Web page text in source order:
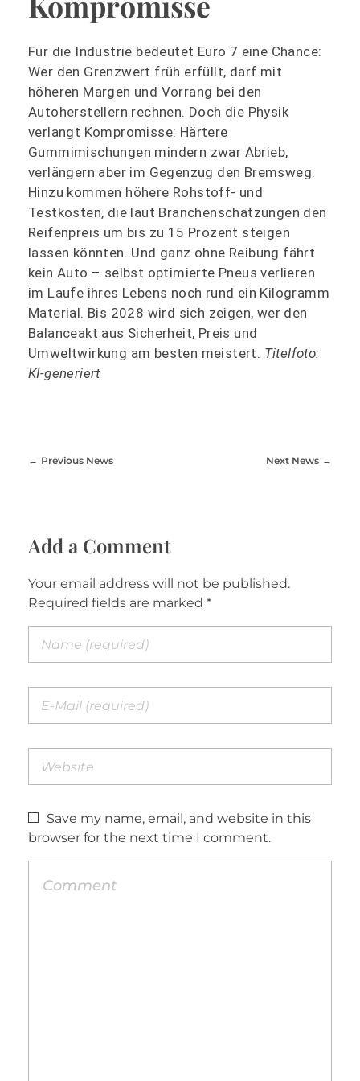
Für die Industrie bedeutet Euro 7 eine Chance:
Wer den Grenzwert früh erfüllt, darf mit
höheren Margen und Vorrang bei den
Autoherstellern rechnen. Doch die Physik
verlangt Kompromisse: Härtere
Gummimischungen mindern zwar Abrieb,
verlängern aber im Gegenzug den Bremsweg.
Hinzu kommen höhere Rohstoff- und
Testkosten, die laut Branchenschätzungen den
Reifenpreis um bis zu 15 Prozent steigen
lassen könnten. Und ganz ohne Reibung fährt
kein Auto – selbst optimierte Pneus verlieren
im Laufe ihres Lebens noch rund ein Kilogramm
Material. Bis 2028 wird sich zeigen, wer den
Balanceakt aus Sicherheit, Preis und
Umweltwirkung am besten meistert. Titelfoto:
KI-generiert
Previous News Next News
Add a Comment
Your email address will not be published.
Required fields are marked *
Save my name, email, and website in this
browser for the next time I comment.